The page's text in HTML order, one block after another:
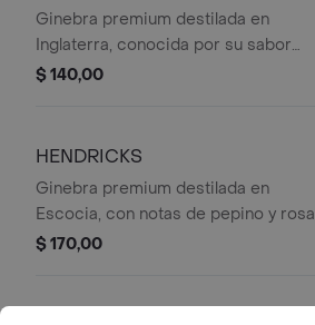
Ginebra premium destilada en
Inglaterra, conocida por su sabor
distintivo y notas botánicas que la
$ 140,00
HENDRICKS
Ginebra premium destilada en
Escocia, con notas de pepino y rosa
que la hacen única.
$ 170,00